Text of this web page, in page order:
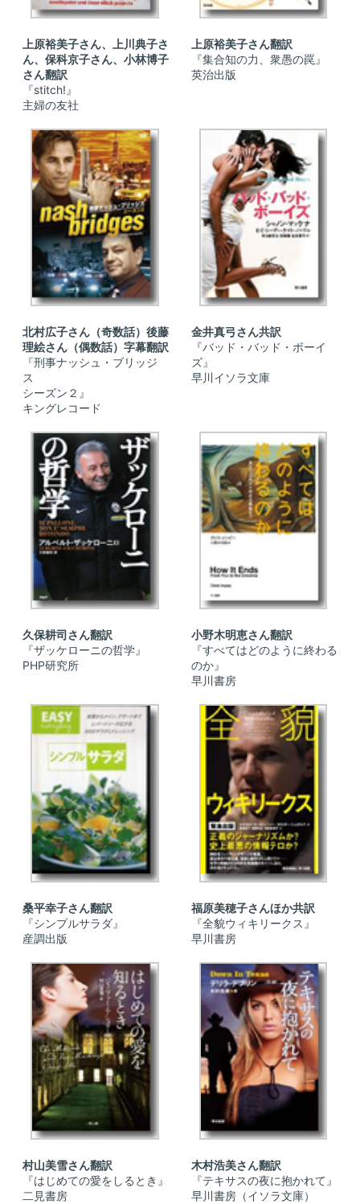
上原裕美子さん、上川典子さ
ん、保科京子さん、小林博子
さん翻訳
『stitch!』
主婦の友社
上原裕美子さん翻訳
『集合知の力、衆愚の罠』
英治出版
北村広子さん（奇数話）後藤
理絵さん（偶数話）字幕翻訳
『刑事ナッシュ・ブリッジ
ス
シーズン２』
キングレコード
金井真弓さん共訳
『バッド・バッド・ボーイ
ズ』
早川イソラ文庫
久保耕司さん翻訳
『ザッケローニの哲学』
PHP研究所
小野木明恵さん翻訳
『すべてはどのように終わる
のか』
早川書房
桑平幸子さん翻訳
『シンプルサラダ』
産調出版
福原美穂子さんほか共訳
『全貌ウィキリークス』
早川書房
村山美雪さん翻訳
『はじめての愛をしるとき』
二見書房
木村浩美さん翻訳
『テキサスの夜に抱かれて』
早川書房（イソラ文庫）